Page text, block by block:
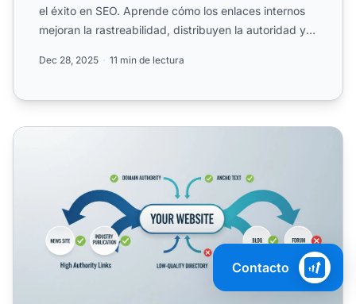
el éxito en SEO. Aprende cómo los enlaces internos
mejoran la rastreabilidad, distribuyen la autoridad y
Dec 28, 2025 11 min de lectura
¿Por Qué Son Importantes los Enlaces Entrantes para el
Contacto